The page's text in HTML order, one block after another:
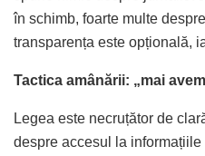
în schimb, foarte multe
transparența este opțională,
Tactica amânării: „mai
Legea este necruțător de
despre accesul la